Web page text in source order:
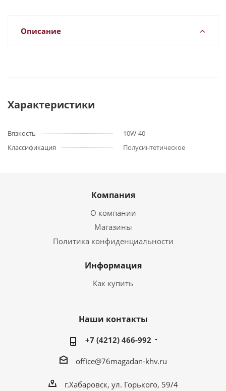
Описание
Характеристики
Вязкость
10W-40
Классификация
Полусинтетическое
Компания
О компании
Магазины
Политика конфиденциальности
Информация
Как купить
Наши контакты
+7 (4212) 466-992
office@76magadan-khv.ru
г.Хабаровск, ул. Горького, 59/4